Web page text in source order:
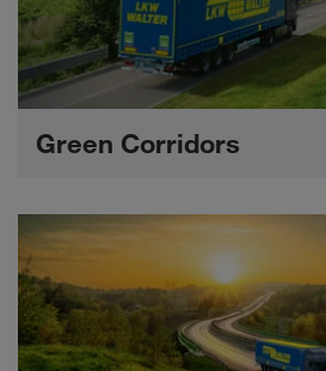
Green Corridors